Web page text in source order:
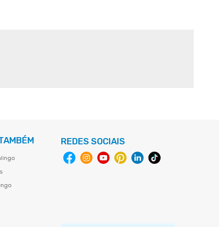
REDES SOCIAIS